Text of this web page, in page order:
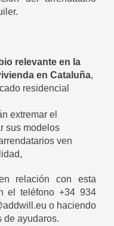
relevante en la
en Cataluña,
residencial
extremar el
sus modelos
ven
relación con esta
el teléfono +34 934
o haciendo
de ayudaros.